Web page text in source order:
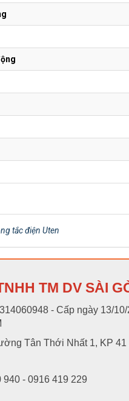
tắc điện Uten
TM DV SÀI
- Cấp ngày 13/
Tân Thới Nhất 1, KP
940 - 0916 419 229